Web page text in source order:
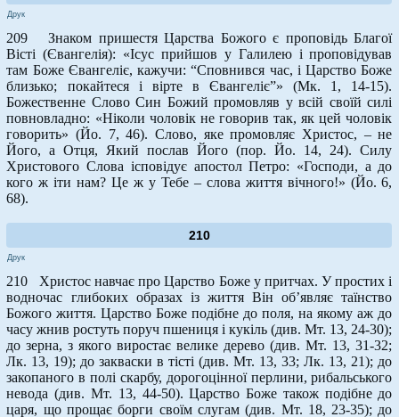
Друк
209 Знаком пришестя Царства Божого є проповідь Благої
Вісті (Євангелія): «Ісус прийшов у Галилею і проповідував
там Боже Євангеліє, кажучи: “Сповнився час, і Царство Боже
близько; покайтеся і вірте в Євангеліє”» (Мк. 1, 14-15).
Божественне Слово Син Божий промовляв у всій своїй силі
повновладно: «Ніколи чоловік не говорив так, як цей чоловік
говорить» (Йо. 7, 46). Слово, яке промовляє Христос, – не
Його, а Отця, Який послав Його (пор. Йо. 14, 24). Силу
Христового Слова ісповідує апостол Петро: «Господи, а до
кого ж іти нам? Це ж у Тебе – слова життя вічного!» (Йо. 6,
68).
210
Друк
210 Христос навчає про Царство Боже у притчах. У простих і
водночас глибоких образах із життя Він об’являє таїнство
Божого життя. Царство Боже подібне до поля, на якому аж до
часу жнив ростуть поруч пшениця і кукіль (див. Мт. 13, 24-30);
до зерна, з якого виростає велике дерево (див. Мт. 13, 31-32;
Лк. 13, 19); до закваски в тісті (див. Мт. 13, 33; Лк. 13, 21); до
закопаного в полі скарбу, дорогоцінної перлини, рибальського
невода (див. Мт. 13, 44-50). Царство Боже також подібне до
царя, що прощає борги своїм слугам (див. Мт. 18, 23-35); до